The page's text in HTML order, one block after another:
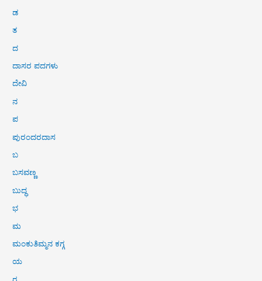
ಡ
ತ
ದ
ದಾಸರ ಪದಗಳು
ದೇವಿ
ನ
ಪ
ಪುರಂದರದಾಸ
ಬ
ಬಸವಣ್ಣ
ಬುದ್ಧ
ಭ
ಮ
ಮಂಕುತಿಮ್ಮನ ಕಗ್ಗ
ಯ